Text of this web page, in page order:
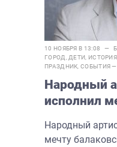
10 НОЯБРЯ В 13:08 —
ГОРОД
ДЕТИ
ПРАЗДНИК ,СОБЫТИЯ—
Народный
исполнил
Народный
мечту